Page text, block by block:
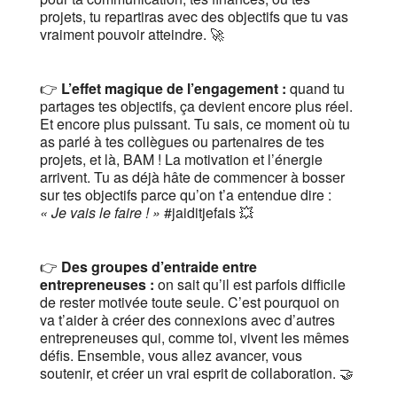
projets, tu repartiras avec des objectifs que tu vas
vraiment pouvoir atteindre. 🚀
👉 L’effet magique de l’engagement : quand tu
partages tes objectifs, ça devient encore plus réel.
Et encore plus puissant. Tu sais, ce moment où tu
as parlé à tes collègues ou partenaires de tes
projets, et là, BAM ! La motivation et l’énergie
arrivent. Tu as déjà hâte de commencer à bosser
sur tes objectifs parce qu’on t’a entendue dire :
« Je vais le faire ! » #jaiditjefais 💥
👉 Des groupes d’entraide entre
entrepreneuses : on sait qu’il est parfois difficile
de rester motivée toute seule. C’est pourquoi on
va t’aider à créer des connexions avec d’autres
entrepreneuses qui, comme toi, vivent les mêmes
défis. Ensemble, vous allez avancer, vous
soutenir, et créer un vrai esprit de collaboration. 🤝